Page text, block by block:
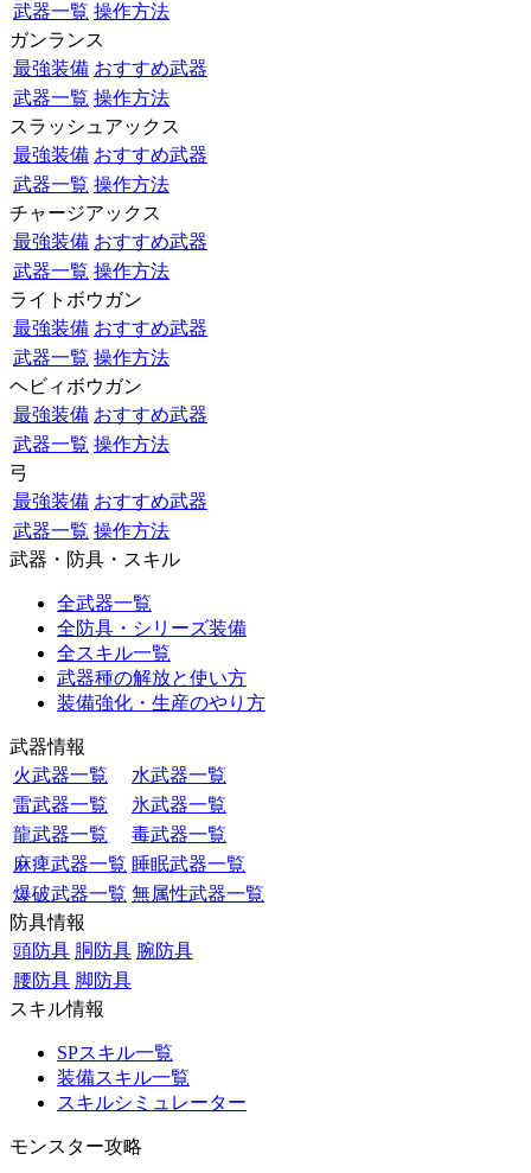
武器一覧 操作方法
ガンランス
最強装備 おすすめ武器
武器一覧 操作方法
スラッシュアックス
最強装備 おすすめ武器
武器一覧 操作方法
チャージアックス
最強装備 おすすめ武器
武器一覧 操作方法
ライトボウガン
最強装備 おすすめ武器
武器一覧 操作方法
ヘビィボウガン
最強装備 おすすめ武器
武器一覧 操作方法
弓
最強装備 おすすめ武器
武器一覧 操作方法
武器・防具・スキル
全武器一覧
全防具・シリーズ装備
全スキル一覧
武器種の解放と使い方
装備強化・生産のやり方
武器情報
火武器一覧
水武器一覧
雷武器一覧
氷武器一覧
龍武器一覧
毒武器一覧
麻痺武器一覧 睡眠武器一覧
爆破武器一覧 無属性武器一覧
防具情報
頭防具 胴防具 腕防具
腰防具 脚防具
スキル情報
SPスキル一覧
装備スキル一覧
スキルシミュレーター
モンスター攻略